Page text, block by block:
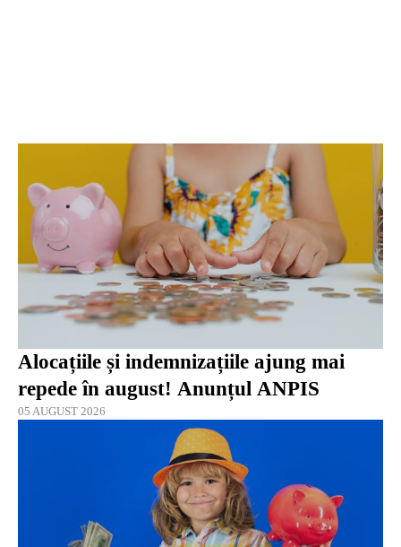
Alocațiile și indemnizațiile ajung mai
repede în august! Anunțul ANPIS
05 AUGUST 2026